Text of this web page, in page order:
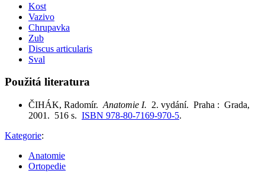
Kost
Vazivo
Chrupavka
Zub
Discus articularis
Sval
Použitá literatura
ČIHÁK, Radomír. Anatomie I. 2. vydání. Praha : Grada,
2001. 516 s. ISBN 978-80-7169-970-5.
Kategorie:
Anatomie
Ortopedie